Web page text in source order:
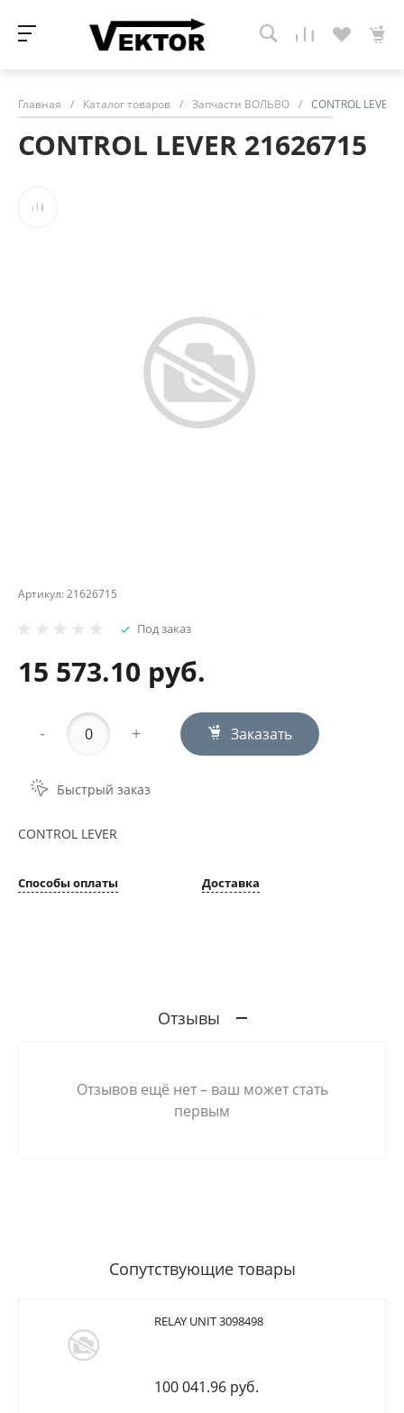
Главная / Каталог товаров / Запчасти ВОЛЬВО / CONTROL LEVER
CONTROL LEVER 21626715
Артикул:21626715
Под заказ
15 573.10 руб.
- + Заказать
Быстрый заказ
CONTROL LEVER
Способы оплаты Доставка
Отзывы
Отзывов ещё нет – ваш может стать
первым
Сопутствующие товары
RELAY UNIT 3098498
100 041.96 руб.